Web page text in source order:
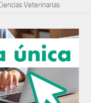
Veterinarias